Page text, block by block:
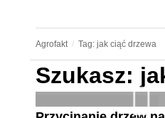
Agrofakt Tag: jak ciąć drzewa
Szukasz: